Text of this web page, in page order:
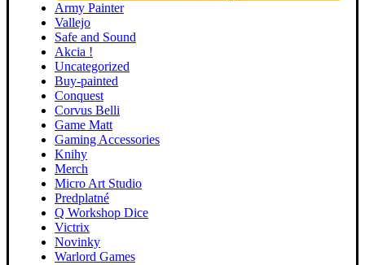
Army Painter
Vallejo
Safe and Sound
Akcia !
Uncategorized
Buy-painted
Conquest
Corvus Belli
Game Matt
Gaming Accessories
Knihy
Merch
Micro Art Studio
Predplatné
Q Workshop Dice
Victrix
Novinky
Warlord Games